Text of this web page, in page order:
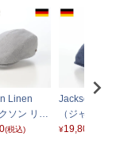
Linen
ソン リネ
グ
(税込)
Jackson
（ジャクソ
ン）
¥19,800